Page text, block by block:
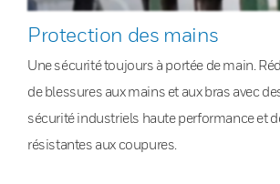
Protection des mains
Une sécurité toujours à portée de main.
de blessures aux mains et aux bras avec
sécurité industriels haute performance et
résistantes aux coupures.